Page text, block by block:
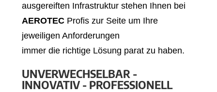
ausgereiften Infrastruktur stehen Ihnen bei
AEROTEC Profis zur Seite um Ihre
jeweiligen Anforderungen
immer die richtige Lösung parat zu haben.
UNVERWECHSELBAR -
INNOVATIV - PROFESSIONELL